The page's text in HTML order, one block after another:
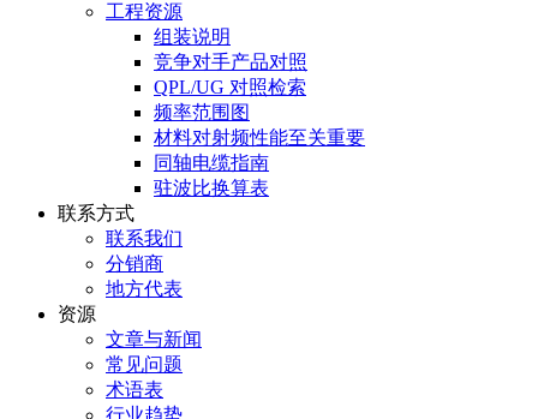
工程资源
组装说明
竞争对手产品对照
QPL/UG 对照检索
频率范围图
材料对射频性能至关重要
同轴电缆指南
驻波比换算表
联系方式
联系我们
分销商
地方代表
资源
文章与新闻
常见问题
术语表